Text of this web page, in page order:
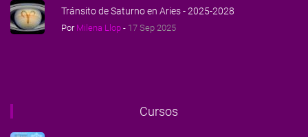
Tránsito de Saturno en Aries - 2025-2028
Por Milena Llop - 17 Sep 2025
Cursos